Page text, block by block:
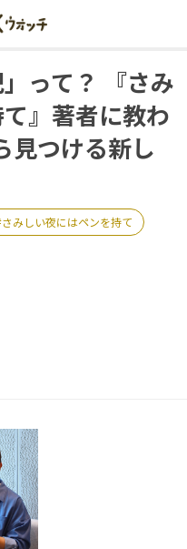
って？ 『さみ
』著者に教わ
見つける新し
さみしい夜にはペンを持て